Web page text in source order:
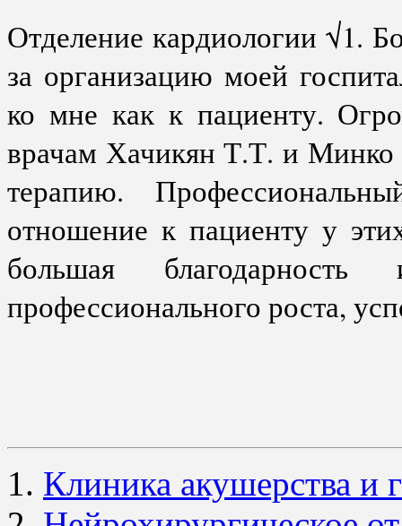
Отделение кардиологии √1.
за организацию моей
ко мне как к пациенту.
врачам Хачикян Т.Т. и Минко
терапию.
отношение к пациенту у
большая
профессионального роста,
Клиника акушерства и